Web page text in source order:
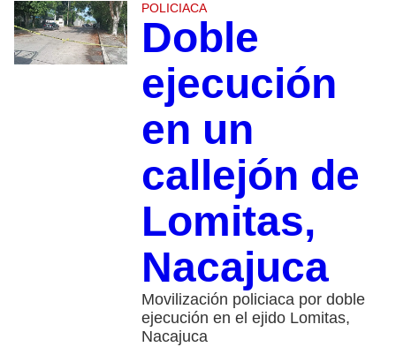
POLICIACA
Doble
ejecución
en un
callejón de
Lomitas,
Nacajuca
Movilización policiaca por doble
ejecución en el ejido Lomitas,
Nacajuca